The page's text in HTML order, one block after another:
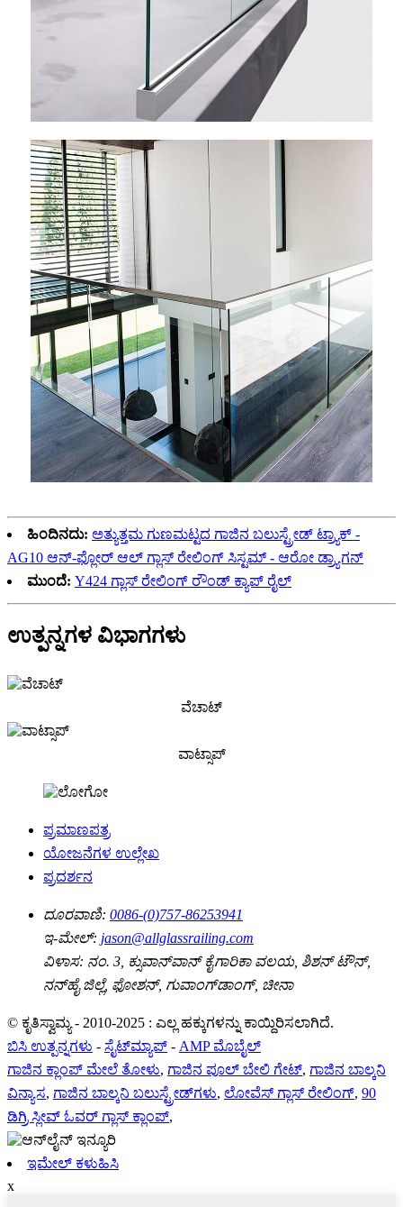
ಹಿಂದಿನದು: ಅತ್ಯುತ್ತಮ ಗುಣಮಟ್ಟದ ಗಾಜಿನ ಬಲುಸ್ಟ್ರೇಡ್ ಟ್ರ್ಯಾಕ್ -
AG10 ಆನ್-ಫ್ಲೋರ್ ಆಲ್ ಗ್ಲಾಸ್ ರೇಲಿಂಗ್ ಸಿಸ್ಟಮ್ - ಆರೋ ಡ್ರ್ಯಾಗನ್
ಮುಂದೆ: Y424 ಗ್ಲಾಸ್ ರೇಲಿಂಗ್ ರೌಂಡ್ ಕ್ಯಾಪ್ ರೈಲ್
ಉತ್ಪನ್ನಗಳ ವಿಭಾಗಗಳು
ವೆಚಾಟ್
ವಾಟ್ಸಾಪ್
ಪ್ರಮಾಣಪತ್ರ
ಯೋಜನೆಗಳ ಉಲ್ಲೇಖ
ಪ್ರದರ್ಶನ
ದೂರವಾಣಿ: 0086-(0)757-86253941
ಇ-ಮೇಲ್: jason@allglassrailing.com
ವಿಳಾಸ: ನಂ. 3, ಕ್ಸುವಾನ್‌ವಾನ್ ಕೈಗಾರಿಕಾ ವಲಯ, ಶಿಶನ್ ಟೌನ್,
ನನ್‌ಹೈ ಜಿಲ್ಲೆ, ಫೋಶನ್, ಗುವಾಂಗ್‌ಡಾಂಗ್, ಚೀನಾ
© ಕೃತಿಸ್ವಾಮ್ಯ - 2010-2025 : ಎಲ್ಲ ಹಕ್ಕುಗಳನ್ನು ಕಾಯ್ದಿರಿಸಲಾಗಿದೆ.
ಬಿಸಿ ಉತ್ಪನ್ನಗಳು - ಸೈಟ್‌ಮ್ಯಾಪ್ - AMP ಮೊಬೈಲ್
ಗಾಜಿನ ಕ್ಲಾಂಪ್ ಮೇಲೆ ತೋಳು, ಗಾಜಿನ ಪೂಲ್ ಬೇಲಿ ಗೇಟ್, ಗಾಜಿನ ಬಾಲ್ಕನಿ
ವಿನ್ಯಾಸ, ಗಾಜಿನ ಬಾಲ್ಕನಿ ಬಲುಸ್ಟ್ರೇಡ್‌ಗಳು, ಲೋವೆಸ್ ಗ್ಲಾಸ್ ರೇಲಿಂಗ್, 90
ಡಿಗ್ರಿ ಸ್ಲೀವ್ ಓವರ್ ಗ್ಲಾಸ್ ಕ್ಲಾಂಪ್,
ಇಮೇಲ್ ಕಳುಹಿಸಿ
x